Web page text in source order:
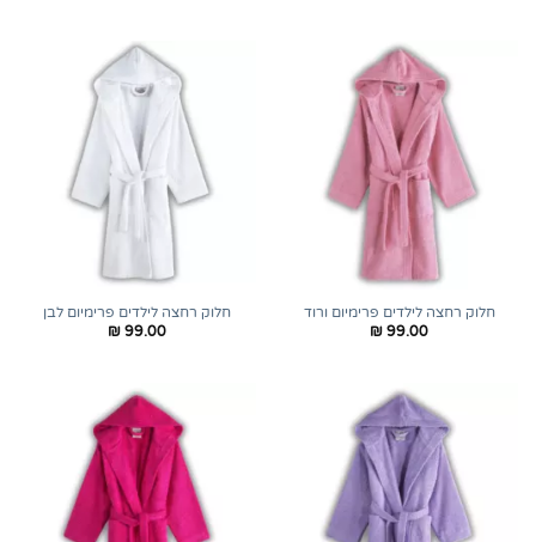
חלוק רחצה לילדים פרימיום ורוד
₪ 99.00
חלוק רחצה לילדים פרימיום לבן
₪ 99.00